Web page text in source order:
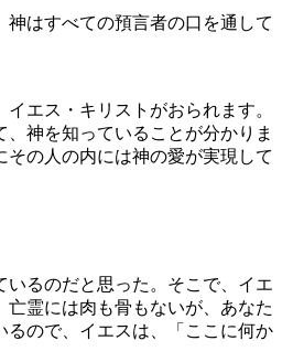
はすべての預言者の口を通して
エス・キリストがおられます。
神を知っていることが分かりま
の人の内には神の愛が実現して
るのだと思った。そこで、イエ
霊には肉も骨もないが、あなた
ので、イエスは、「ここに何か